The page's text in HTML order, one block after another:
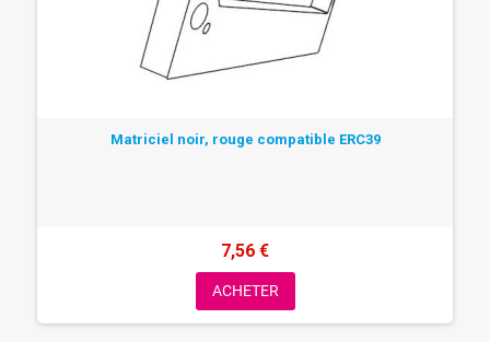
Matriciel noir, rouge compatible ERC39
7,56 €
ACHETER